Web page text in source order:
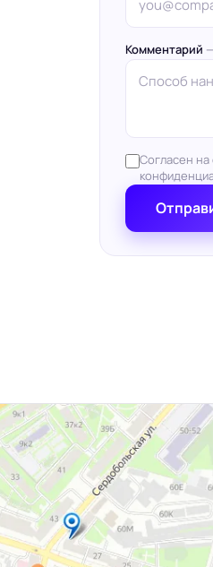
Комментарий
Согласен на